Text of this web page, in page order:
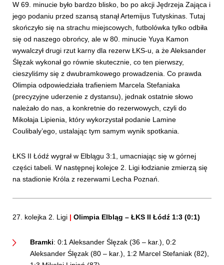
W 69. minucie było bardzo blisko, bo po akcji Jędrzeja Zająca i
jego podaniu przed szansą stanął Artemijus Tutyskinas. Tutaj
skończyło się na strachu miejscowych, futbolówka tylko odbiła
się od naszego obrońcy, ale w 80. minucie Yuya Kamon
wywalczył drugi rzut karny dla rezerw ŁKS-u, a że Aleksander
Ślęzak wykonał go równie skutecznie, co ten pierwszy,
cieszyliśmy się z dwubramkowego prowadzenia. Co prawda
Olimpia odpowiedziała trafieniem Marcela Stefaniaka
(precyzyjne uderzenie z dystansu), jednak ostatnie słowo
należało do nas, a konkretnie do rezerwowych, czyli do
Mikołaja Lipienia, który wykorzystał podanie Lamine
Coulibaly’ego, ustalając tym samym wynik spotkania.
ŁKS II Łódź wygrał w Elblągu 3:1, umacniając się w górnej
części tabeli. W następnej kolejce 2. Ligi łodzianie zmierzą się
na stadionie Króla z rezerwami Lecha Poznań.
27. kolejka 2. Ligi | Olimpia Elbląg – ŁKS II Łódź 1:3 (0:1)
Bramki: 0:1 Aleksander Ślęzak (36 – kar.), 0:2
Aleksander Ślęzak (80 – kar.), 1:2 Marcel Stefaniak (82),